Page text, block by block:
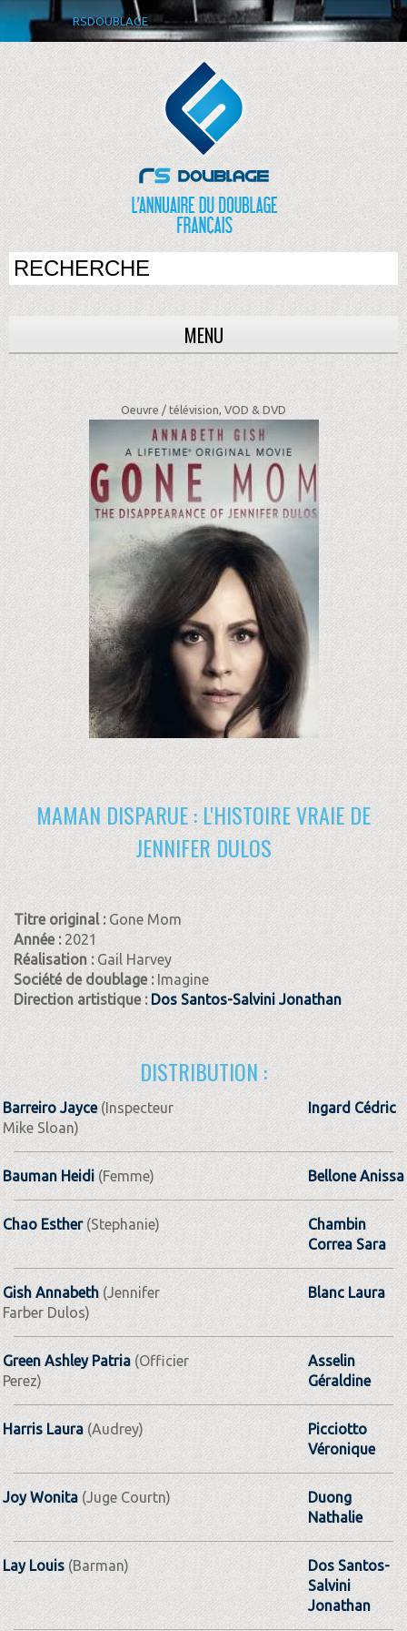
RSDOUBLAGE
MENU
Oeuvre / télévision, VOD & DVD
MAMAN DISPARUE : L'HISTOIRE VRAIE DE
JENNIFER DULOS
Titre original : Gone Mom
Année :2021
Réalisation :Gail Harvey
Société de doublage :Imagine
Direction artistique : Dos Santos-Salvini Jonathan
DISTRIBUTION :
Barreiro Jayce(Inspecteur
Mike Sloan)
Ingard Cédric
Bauman Heidi(Femme) Bellone Anissa
Chao Esther(Stephanie)
Chambin
Correa Sara
Gish Annabeth(Jennifer
Farber Dulos)
Blanc Laura
Green Ashley Patria(Officier
Perez)
Asselin
Géraldine
Harris Laura (Audrey)
Picciotto
Véronique
Joy Wonita (Juge Courtn)
Duong
Nathalie
Lay Louis(Barman)
Dos Santos-
Salvini
Jonathan